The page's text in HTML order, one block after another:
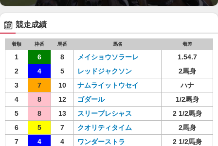
競走成績
着順 枠番 馬番 馬名 着差
1 6 8 メイショウソラーレ
1.54.7
2
4 5 レッドジャクソン
2馬身
3
7 10 ナムライットウセイ
ハナ
4
8 12 ゴダール
1/2馬身
5
8 13 スリープレシャス
2 1/2馬身
6
5 7 クオリティタイム
2馬身
7
4 4 ワンダーストラ
2 1/2馬身